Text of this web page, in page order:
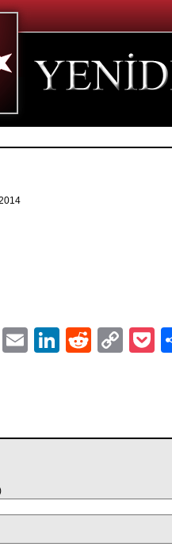
WhatsApp
EmailLinkedIn
Reddit